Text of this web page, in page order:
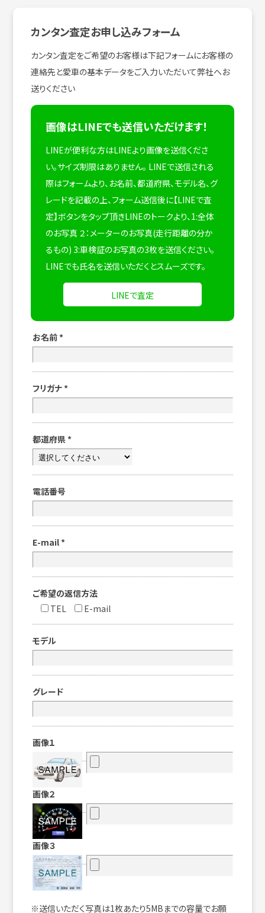
カンタン査定お申し込みフォーム
カンタン査定をご希望のお客様は下記フォームにお客様の
連絡先と愛車の基本データをご入力いただいて弊社へお
送りください
画像はLINEでも送信いただけます！
LINEが便利な方はLINEより画像を送信くださ
い。サイズ制限はありません。 LINEで送信される
際はフォームより、お名前、都道府県、モデル名、グ
レードを記載の上、フォーム送信後に【LINEで査
定】ボタンをタップ頂きLINEのトークより、1:全体
のお写真 ２：メーターのお写真(走行距離の分か
るもの) 3:車検証のお写真の3枚を送信ください。
LINEでも氏名を送信いただくとスムーズです。
LINEで査定
お名前 *
フリガナ *
都道府県 *
電話番号
E-mail *
ご希望の返信方法
TEL
E-mail
モデル
グレード
画像１
画像２
画像３
※送信いただく写真は1枚あたり5MBまでの容量でお願